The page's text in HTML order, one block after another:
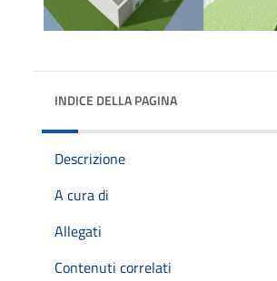
INDICE DELLA PAGINA
Descrizione
A cura di
Allegati
Contenuti correlati